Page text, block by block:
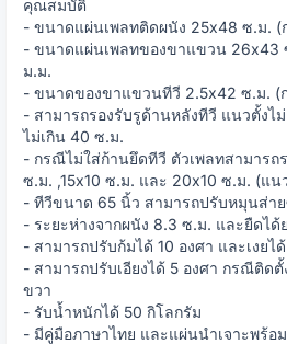
คุณสมบัติ
- ขนาดแผ่นเพลทติดผนัง 25x48 ซ.ม. (
- ขนาดแผ่นเพลทของขาแขวน 26x43
ม.ม.
- ขนาดของขาแขวนทีวี 2.5x42 ซ.ม. (
- สามารถรองรับรูด้านหลังทีวี แนวตั้ง
ไม่เกิน 40 ซ.ม.
- กรณีไม่ใส่ก้านยึดทีวี ตัวเพลทสามารถ
ซ.ม. ,15x10 ซ.ม. และ 20x10 ซ.ม. (แ
- ทีวีขนาด 65 นิ้ว สามารถปรับหมุนส่า
- ระยะห่างจากผนัง 8.3 ซ.ม. และยืดไ
- สามารถปรับก้มได้ 10 องศา และเงยไ
- สามารถปรับเอียงได้ 5 องศา กรณีติดตั้
ขวา
- รับน้ำหนักได้ 50 กิโลกรัม
- มีคู่มือภาษาไทย และแผ่นนำเจาะพร้อ